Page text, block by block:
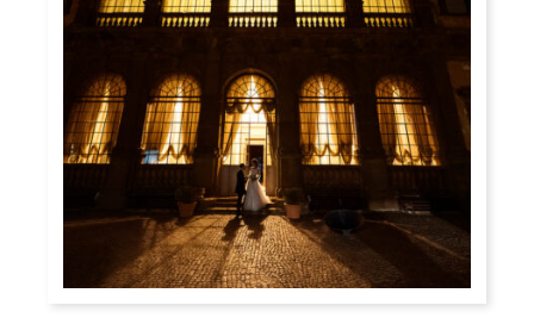
News ed Eventi
Contatti